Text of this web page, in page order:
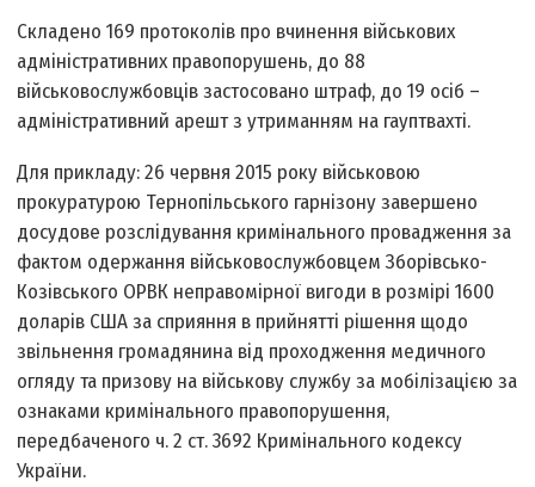
Складено 169 протоколів про вчинення військових
адміністративних правопорушень, до 88
військовослужбовців застосовано штраф, до 19 осіб –
адміністративний арешт з утриманням на гауптвахті.
Для прикладу: 26 червня 2015 року військовою
прокуратурою Тернопільського гарнізону завершено
досудове розслідування кримінального провадження за
фактом одержання військовослужбовцем Зборівсько­
Козівського ОРВК неправомірної вигоди в розмірі 1600
доларів США за сприяння в прийнятті рішення щодо
звільнення громадянина від проходження медичного
огляду та призову на військову службу за мобілізацією за
ознаками кримінального правопорушення,
передбаченого ч. 2 ст. 369­2 Кримінального кодексу
України.